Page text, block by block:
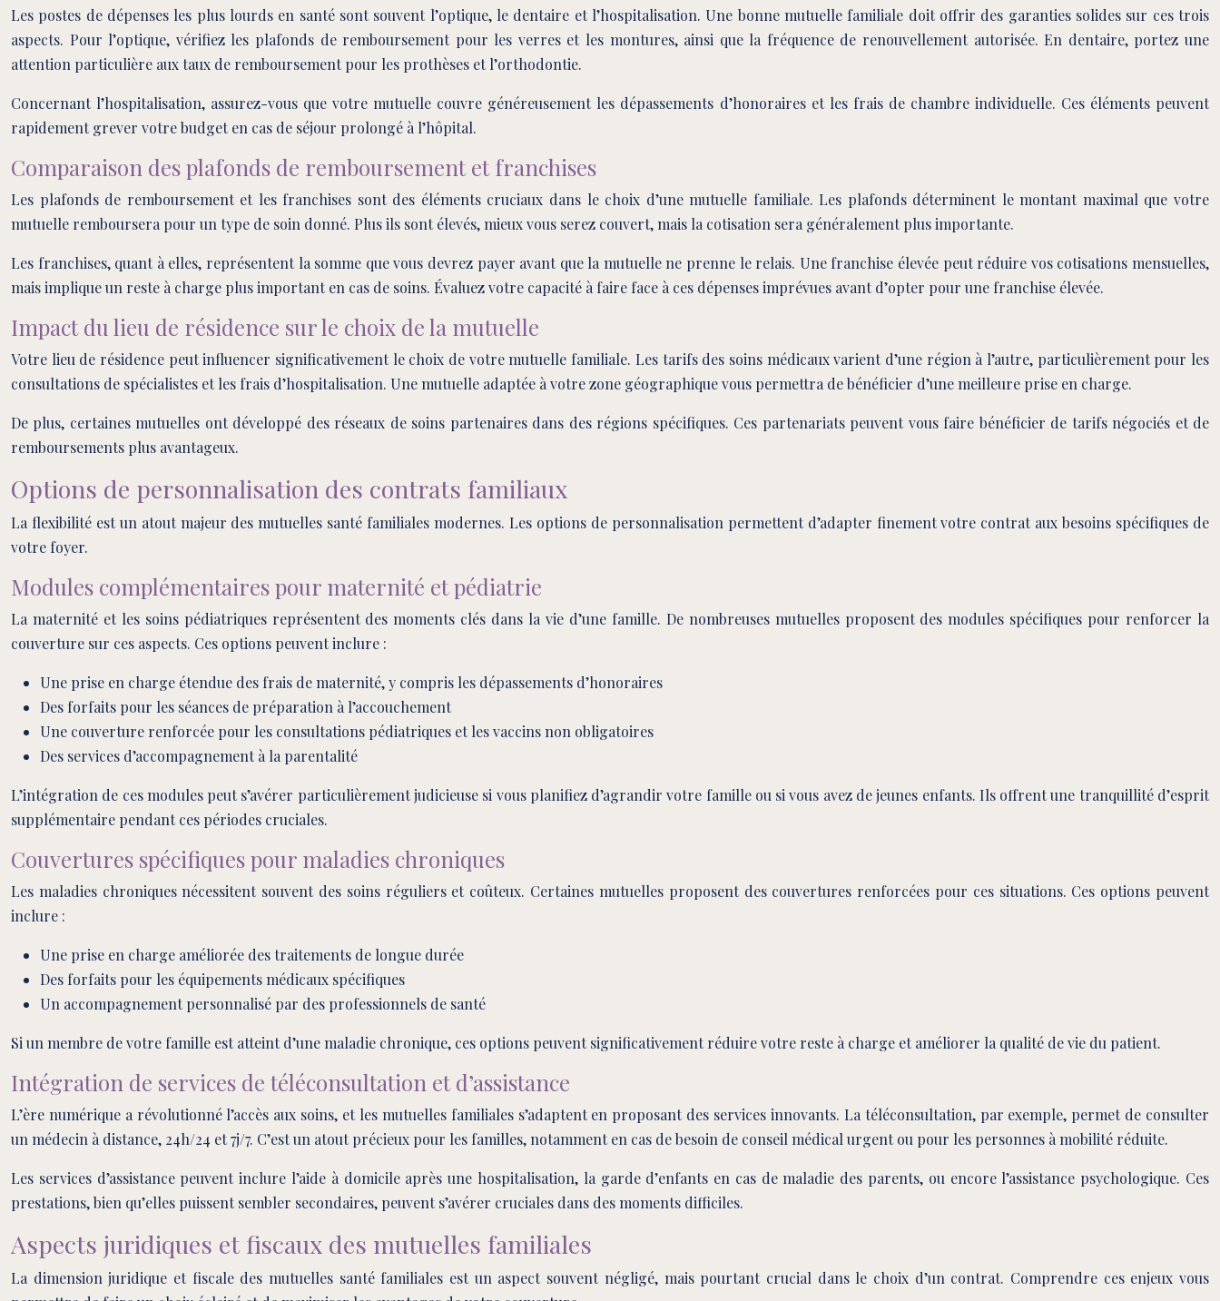
Les postes de dépenses les plus lourds en santé sont souvent l’optique, le dentaire et l’hospitalisation. Une bonne mutuelle familiale doit offrir des garanties solides sur ces trois
aspects. Pour l’optique, vérifiez les plafonds de remboursement pour les verres et les montures, ainsi que la fréquence de renouvellement autorisée. En dentaire, portez une
attention particulière aux taux de remboursement pour les prothèses et l’orthodontie.
Concernant l’hospitalisation, assurez-vous que votre mutuelle couvre généreusement les dépassements d’honoraires et les frais de chambre individuelle. Ces éléments peuvent
rapidement grever votre budget en cas de séjour prolongé à l’hôpital.
Comparaison des plafonds de remboursement et franchises
Les plafonds de remboursement et les franchises sont des éléments cruciaux dans le choix d’une mutuelle familiale. Les plafonds déterminent le montant maximal que votre
mutuelle remboursera pour un type de soin donné. Plus ils sont élevés, mieux vous serez couvert, mais la cotisation sera généralement plus importante.
Les franchises, quant à elles, représentent la somme que vous devrez payer avant que la mutuelle ne prenne le relais. Une franchise élevée peut réduire vos cotisations mensuelles,
mais implique un reste à charge plus important en cas de soins. Évaluez votre capacité à faire face à ces dépenses imprévues avant d’opter pour une franchise élevée.
Impact du lieu de résidence sur le choix de la mutuelle
Votre lieu de résidence peut influencer significativement le choix de votre mutuelle familiale. Les tarifs des soins médicaux varient d’une région à l’autre, particulièrement pour les
consultations de spécialistes et les frais d’hospitalisation. Une mutuelle adaptée à votre zone géographique vous permettra de bénéficier d’une meilleure prise en charge.
De plus, certaines mutuelles ont développé des réseaux de soins partenaires dans des régions spécifiques. Ces partenariats peuvent vous faire bénéficier de tarifs négociés et de
remboursements plus avantageux.
Options de personnalisation des contrats familiaux
La flexibilité est un atout majeur des mutuelles santé familiales modernes. Les options de personnalisation permettent d’adapter finement votre contrat aux besoins spécifiques de
votre foyer.
Modules complémentaires pour maternité et pédiatrie
La maternité et les soins pédiatriques représentent des moments clés dans la vie d’une famille. De nombreuses mutuelles proposent des modules spécifiques pour renforcer la
couverture sur ces aspects. Ces options peuvent inclure :
Une prise en charge étendue des frais de maternité, y compris les dépassements d’honoraires
Des forfaits pour les séances de préparation à l’accouchement
Une couverture renforcée pour les consultations pédiatriques et les vaccins non obligatoires
Des services d’accompagnement à la parentalité
L’intégration de ces modules peut s’avérer particulièrement judicieuse si vous planifiez d’agrandir votre famille ou si vous avez de jeunes enfants. Ils offrent une tranquillité d’esprit
supplémentaire pendant ces périodes cruciales.
Couvertures spécifiques pour maladies chroniques
Les maladies chroniques nécessitent souvent des soins réguliers et coûteux. Certaines mutuelles proposent des couvertures renforcées pour ces situations. Ces options peuvent
inclure :
Une prise en charge améliorée des traitements de longue durée
Des forfaits pour les équipements médicaux spécifiques
Un accompagnement personnalisé par des professionnels de santé
Si un membre de votre famille est atteint d’une maladie chronique, ces options peuvent significativement réduire votre reste à charge et améliorer la qualité de vie du patient.
Intégration de services de téléconsultation et d’assistance
L’ère numérique a révolutionné l’accès aux soins, et les mutuelles familiales s’adaptent en proposant des services innovants. La téléconsultation, par exemple, permet de consulter
un médecin à distance, 24h/24 et 7j/7. C’est un atout précieux pour les familles, notamment en cas de besoin de conseil médical urgent ou pour les personnes à mobilité réduite.
Les services d’assistance peuvent inclure l’aide à domicile après une hospitalisation, la garde d’enfants en cas de maladie des parents, ou encore l’assistance psychologique. Ces
prestations, bien qu’elles puissent sembler secondaires, peuvent s’avérer cruciales dans des moments difficiles.
Aspects juridiques et fiscaux des mutuelles familiales
La dimension juridique et fiscale des mutuelles santé familiales est un aspect souvent négligé, mais pourtant crucial dans le choix d’un contrat. Comprendre ces enjeux vous